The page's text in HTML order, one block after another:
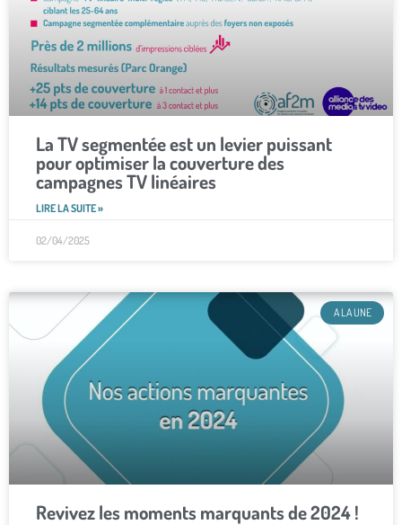
La TV segmentée est un levier puissant
pour optimiser la couverture des
campagnes TV linéaires
LIRE LA SUITE »
02/04/2025
A LA UNE
Revivez les moments marquants de 2024 !